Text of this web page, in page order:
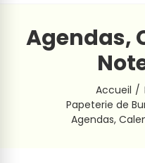
Agendas,
Accueil
Papeterie de
Agendas,